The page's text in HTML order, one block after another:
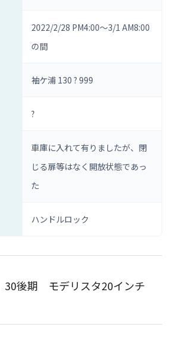
2022/2/28 PM4:00～3/1 AM8:00
の間
袖ケ浦 130 ? 999
?
車庫に入れて有りましたが、閉
じる扉等はなく開放状態であっ
た
ハンドルロック
後期 モデリスタ20インチ